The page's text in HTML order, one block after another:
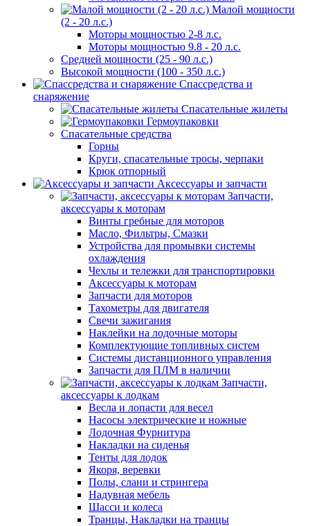
Малой мощности
(2 - 20 л.с.)
Моторы мощностью 2-8 л.с.
Моторы мощностью 9.8 - 20 л.с.
Средней мощности (25 - 90 л.с.)
Высокой мощности (100 - 350 л.с.)
Спассредства и
снаряжение
Спасательные жилеты
Гермоупаковки
Спасательные средства
Горны
Круги, спасательные тросы, черпаки
Крюк отпорный
Аксессуары и запчасти
Запчасти,
аксессуары к моторам
Винты гребные для моторов
Масло, Фильтры, Смазки
Устройства для промывки системы
охлаждения
Чехлы и тележки для транспортировки
Аксессуары к моторам
Запчасти для моторов
Тахометры для двигателя
Свечи зажигания
Наклейки на лодочные моторы
Комплектующие топливных систем
Системы дистанционного управления
Запчасти для ПЛМ в наличии
Запчасти,
аксессуары к лодкам
Весла и лопасти для весел
Насосы электрические и ножные
Лодочная Фурнитура
Накладки на сиденья
Тенты для лодок
Якоря, веревки
Полы, слани и стрингера
Надувная мебель
Шасси и колеса
Транцы, Накладки на транцы